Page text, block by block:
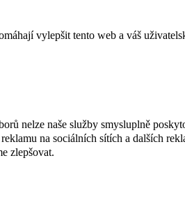
vylepšit tento web a váš
nelze naše služby smysluplně
na sociálních sítích a dalších
zlepšovat.